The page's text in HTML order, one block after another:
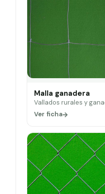
Malla ganadera
Vallados rurales y
Ver ficha